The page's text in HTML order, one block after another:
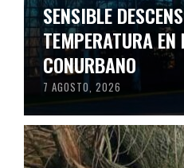
SENSIBLE
TEMPERATURA
CONURBANO
7 AGOSTO, 2026